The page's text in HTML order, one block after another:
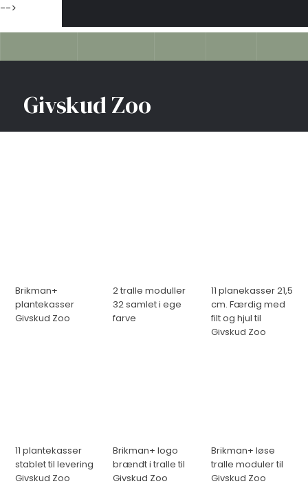
-->
Givskud Zoo
Brikman+
plantekasser
Givskud Zoo
2 tralle moduller
32 samlet i ege
farve
11 planekasser 21,5
cm. Færdig med
filt og hjul til
Givskud Zoo
11 plantekasser
stablet til levering
Givskud Zoo
Brikman+ logo
brændt i tralle til
Givskud Zoo
Brikman+ løse
tralle moduler til
Givskud Zoo